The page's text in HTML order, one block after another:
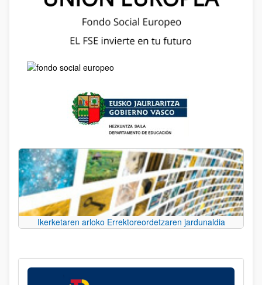
Ikerketaren arloko Errektoreordetzaren jardunaldia